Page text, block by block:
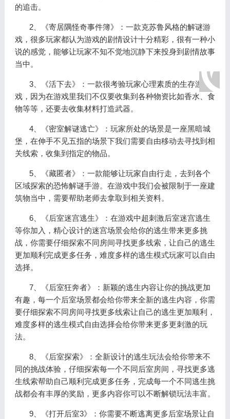
的追击。
2、《寄居隅怪奇事件簿》：一款克苏鲁风格的解谜游
戏，很多玩家都认为游戏的剧情设计十分精彩，很有一种小
说的感觉，能够让玩家不知不觉地沉静下来投身到剧情故事
当中。
3、《活下去》：一款很考验玩家心理素质的生存游
戏，因为在游戏里我们不仅要收集到各种物资比如香水、食
物等等，还要去收集材料打造武器。
4、《密室解谜逃亡》：玩家所处的场景是一座黑暗城
堡，在伸手不见五指的场景下我们需要自由移动去寻找到相
关线索，收集到指定的物品。
5、《藏匿者》：一款能够让玩家自由行走，去到各个
区域探索的恐怖解谜手游。在游戏中我们会被限制于一座建
筑物当中，需要帮助老师去拿取到相关资料。
6、《后室迷宫逃生》：在游戏中超刺激后室迷宫逃生
等你加入，精心设计的迷宫场景会给你的逃生带来更多挑
战，你需要仔细探索不同房间寻找更多线索，让自己的逃生
更加顺利完成更多任务，难度多样的逃生模式玩家可以自由
选择。
7、《后室狂奔者》：新颖的逃生内容让你的挑战更加
有趣，每一个后室场景都会给你带来全新的逃生内容，你需
要仔细探索不同房间寻找更多线索让自己的逃生更加顺利，
难度多样的逃生模式自由选择会给你带来更多更刺激的玩
法。
8、《后室探索》：全新设计的逃生玩法会给你带来不
同的挑战体验，仔细探索每一个不同后室房间，寻找更多逃
生线索帮助自己顺利完成更多任务，完成每一个不同逃生挑
战都会有丰厚的奖励，更多内容你可以不断解锁玩法丰富。
9、《打开后室3》：你需要不断逃离更多后室场景让自